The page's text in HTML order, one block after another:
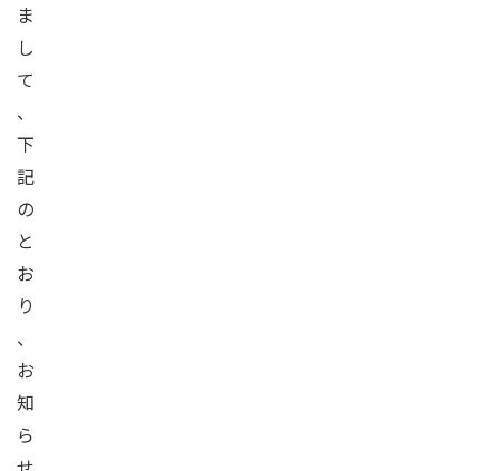
ま
し
て
、
下
記
の
と
お
り
、
お
知
ら